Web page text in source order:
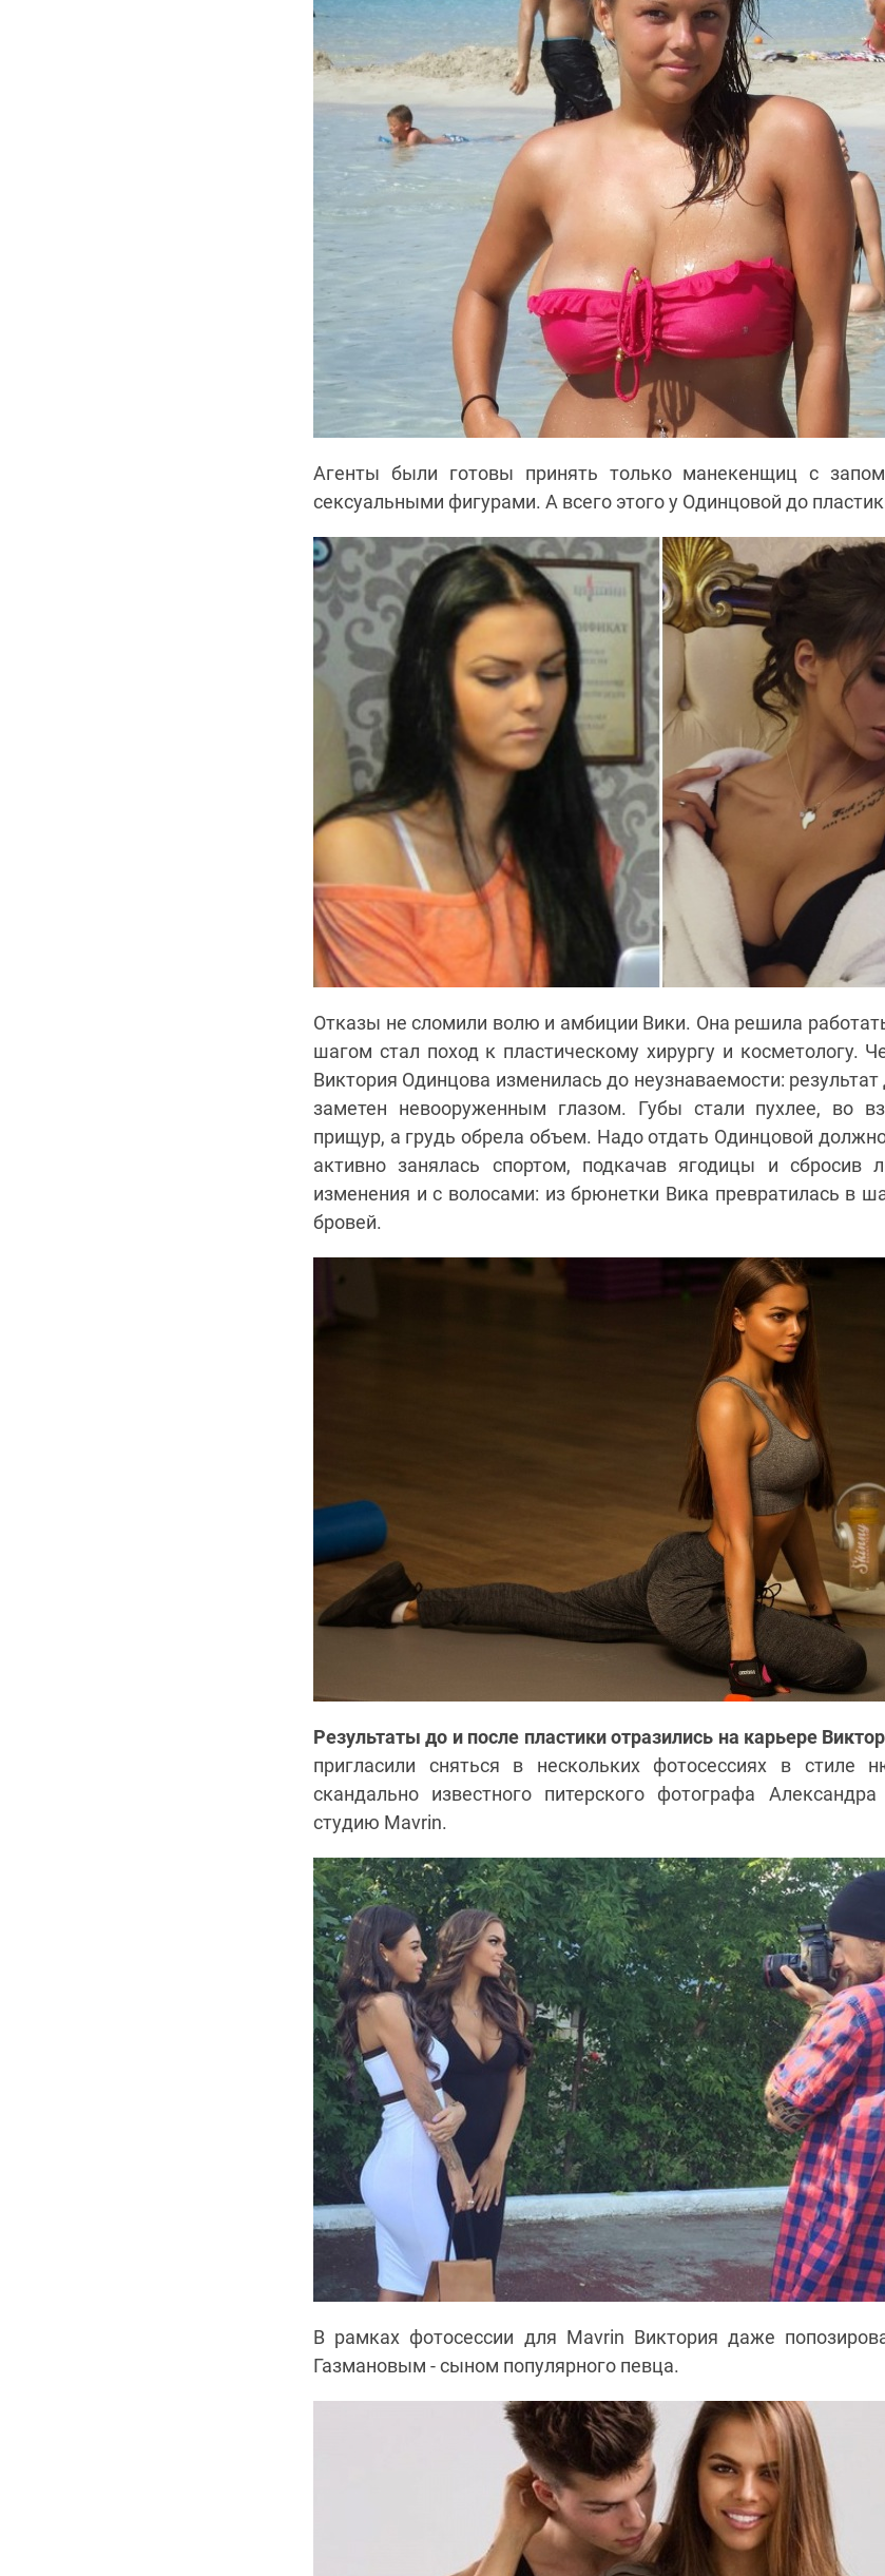
Агенты были готовы принять только манекенщиц с
сексуальными фигурами. А всего этого у Одинцовой до
Отказы не сломили волю и амбиции Вики. Она решила
шагом стал поход к пластическому хирургу и косметологу.
Виктория Одинцова изменилась до неузнаваемости:
заметен невооруженным глазом. Губы стали пухлее, во
прищур, а грудь обрела объем. Надо отдать Одинцовой
активно занялась спортом, подкачав ягодицы и сбросив
изменения и с волосами: из брюнетки Вика превратилась в
бровей.
Результаты до и после пластики отразились на карьере
пригласили сняться в нескольких фотосессиях в
скандально известного питерского фотографа
студию Mavrin.
В рамках фотосессии для Mavrin Виктория даже
Газмановым - сыном популярного певца.